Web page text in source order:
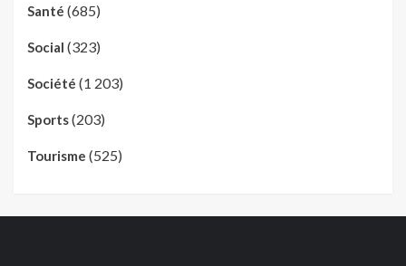
Santé (685)
Social (323)
Société (1 203)
Sports(203)
Tourisme (525)